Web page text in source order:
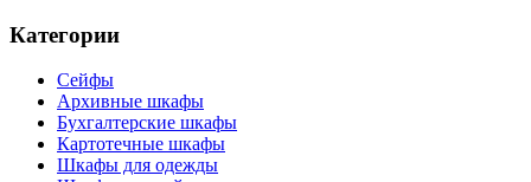
Категории
Сейфы
Архивные шкафы
Бухгалтерские шкафы
Картотечные шкафы
Шкафы для одежды